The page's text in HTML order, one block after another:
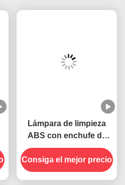
Lámpara de limpieza
ABS con enchufe de
pared eléctrica 395 NM
UV que mata mosquitos
Trampa para insectos
voladores
Consiga el mejor precio